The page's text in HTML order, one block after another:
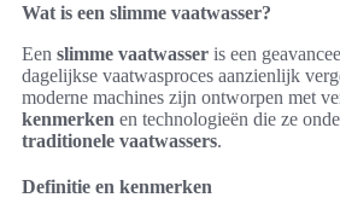
Wat is een slimme vaatwasser?
Een slimme vaatwasser is een
dagelijkse vaatwasproces aanzienlijk
moderne machines zijn ontworpen met
kenmerken en technologieën die ze
traditionele vaatwassers.
Definitie en kenmerken